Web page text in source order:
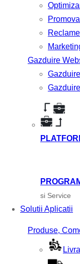
Gazduire
si Service
Solutii Aplicatii
Produse,